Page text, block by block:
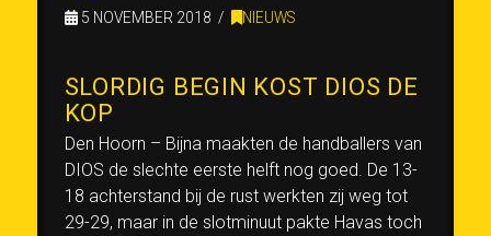
5 NOVEMBER 2018 NIEUWS
SLORDIG BEGIN KOST DIOS DE
KOP
Den Hoorn – Bijna maakten de handballers van
DIOS de slechte eerste helft nog goed. De 13-
18 achterstand bij de rust werkten zij weg tot
29-29, maar in de slotminuut pakte Havas toch